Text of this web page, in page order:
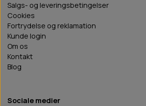
Salgs- og leveringsbetingelser
Cookies
Fortrydelse og reklamation
Kunde login
Om os
Kontakt
Blog
Sociale medier